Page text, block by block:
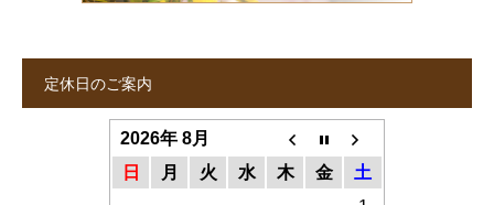
定休日のご案内
2026年 8月
日
月 火 水 木 金
土